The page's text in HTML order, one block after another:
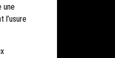
une
l’usure